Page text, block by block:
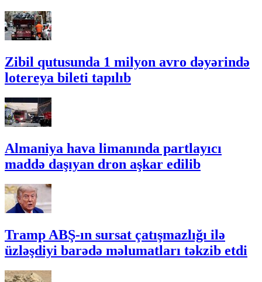
Zibil qutusunda 1 milyon avro dəyərində
lotereya bileti tapılıb
Almaniya hava limanında partlayıcı
maddə daşıyan dron aşkar edilib
Tramp ABŞ-ın sursat çatışmazlığı ilə
üzləşdiyi barədə məlumatları təkzib etdi